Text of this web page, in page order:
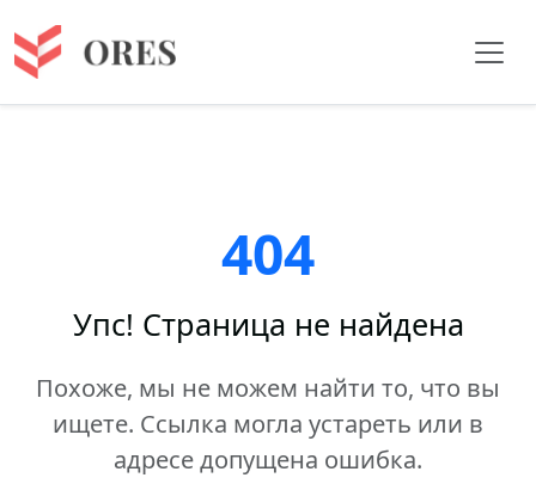
404
Упс! Страница не найдена
Похоже, мы не можем найти то, что вы
ищете. Ссылка могла устареть или в
адресе допущена ошибка.